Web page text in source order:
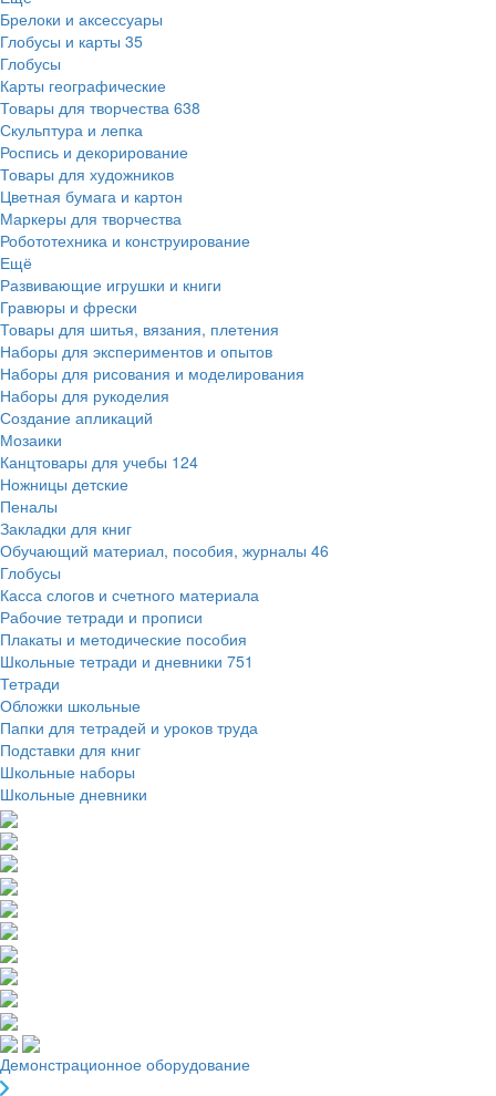
Брелоки и аксессуары
Глобусы и карты 35
Глобусы
Карты географические
Товары для творчества 638
Скульптура и лепка
Роспись и декорирование
Товары для художников
Цветная бумага и картон
Маркеры для творчества
Робототехника и конструирование
Ещё
Развивающие игрушки и книги
Гравюры и фрески
Товары для шитья, вязания, плетения
Наборы для экспериментов и опытов
Наборы для рисования и моделирования
Наборы для рукоделия
Создание апликаций
Мозаики
Канцтовары для учебы 124
Ножницы детские
Пеналы
Закладки для книг
Обучающий материал, пособия, журналы 46
Глобусы
Касса слогов и счетного материала
Рабочие тетради и прописи
Плакаты и методические пособия
Школьные тетради и дневники 751
Тетради
Обложки школьные
Папки для тетрадей и уроков труда
Подставки для книг
Школьные наборы
Школьные дневники
Демонстрационное оборудование